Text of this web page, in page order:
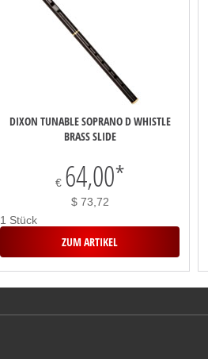
DIXON TUNABLE SOPRANO D WHISTLE
BRASS SLIDE
€ 64,00*
$ 73,72
1 Stück
ZUM ARTIKEL